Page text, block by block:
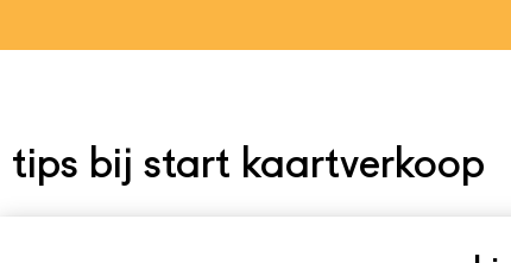
tips bij start kaartverkoop
De verkoop voor voorstellingen van